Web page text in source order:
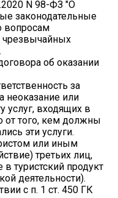
N 98-ФЗ "О
законодательные
вопросам
чрезвычайных
об оказании
за
неоказание или
услуг, входящих в
от того, кем должны
эти услуги.
или иным
третьих лиц,
туристский продукт
деятельности).
с п. 1 ст. 450 ГК